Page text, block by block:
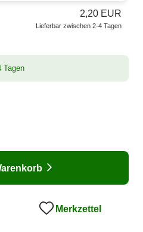
2,20 EUR
Lieferbar zwischen 2-4 Tagen
Tagen
Merkzettel